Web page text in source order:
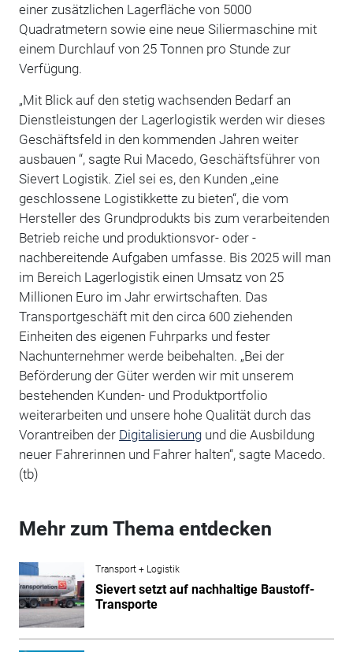
einer zusätzlichen Lagerfläche von 5000
Quadratmetern sowie eine neue Siliermaschine mit
einem Durchlauf von 25 Tonnen pro Stunde zur
Verfügung.
„Mit Blick auf den stetig wachsenden Bedarf an
Dienstleistungen der Lagerlogistik werden wir dieses
Geschäftsfeld in den kommenden Jahren weiter
ausbauen “, sagte Rui Macedo, Geschäftsführer von
Sievert Logistik. Ziel sei es, den Kunden „eine
geschlossene Logistikkette zu bieten“, die vom
Hersteller des Grundprodukts bis zum verarbeitenden
Betrieb reiche und produktionsvor- oder -
nachbereitende Aufgaben umfasse. Bis 2025 will man
im Bereich Lagerlogistik einen Umsatz von 25
Millionen Euro im Jahr erwirtschaften. Das
Transportgeschäft mit den circa 600 ziehenden
Einheiten des eigenen Fuhrparks und fester
Nachunternehmer werde beibehalten. „Bei der
Beförderung der Güter werden wir mit unserem
bestehenden Kunden- und Produktportfolio
weiterarbeiten und unsere hohe Qualität durch das
Vorantreiben der Digitalisierungund die Ausbildung
neuer Fahrerinnen und Fahrer halten“, sagte Macedo.
(tb)
Mehr zum Thema entdecken
Transport + Logistik
Sievert setzt auf nachhaltige Baustoff-
Transporte